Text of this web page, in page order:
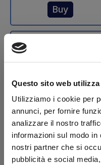
Questo sito web
Utilizziamo i cookie per
annunci, per fornire
analizzare il nostro
informazioni sul modo
nostri partner che si
pubblicità e social
Buy
Stelo cilindro
sollevamento Ø 70
mm DLB 47 Dautel